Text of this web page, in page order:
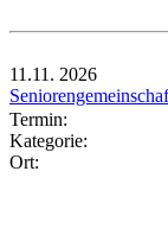
11.11. 2026
Termin:
Kategorie:
Ort: